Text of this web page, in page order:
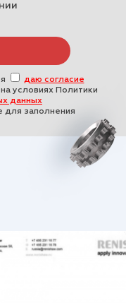
даю согласие
условиях Политики
данных
для заполнения